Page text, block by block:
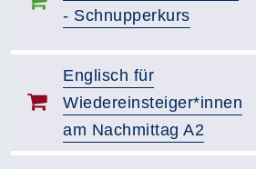
- Schnupperkurs
Englisch für
Wiedereinsteiger*innen
am Nachmittag A2